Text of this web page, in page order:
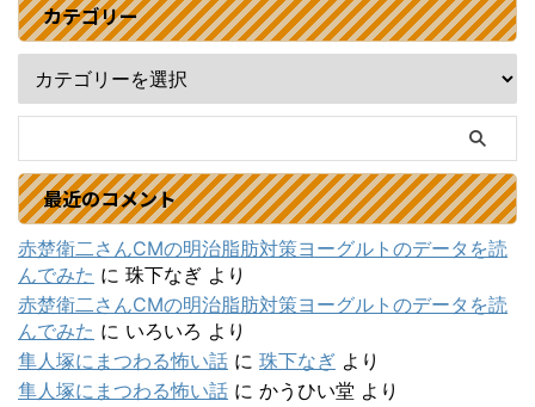
カテゴリー
最近のコメント
赤楚衛二さんCMの明治脂肪対策ヨーグルトのデータを読
んでみた に 珠下なぎ より
赤楚衛二さんCMの明治脂肪対策ヨーグルトのデータを読
んでみた に いろいろ より
隼人塚にまつわる怖い話 に 珠下なぎ より
隼人塚にまつわる怖い話 に かうひい堂 より